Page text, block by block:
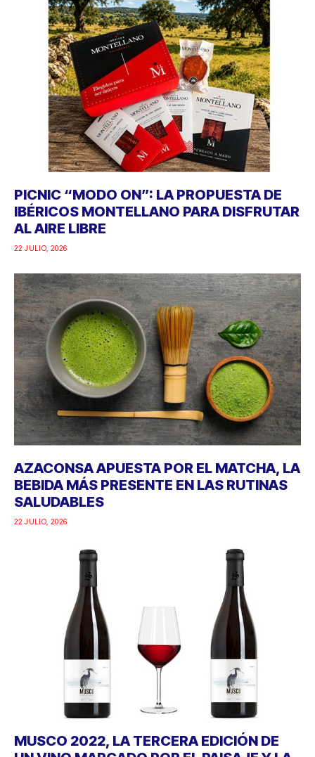
PICNIC “MODO ON”: LA PROPUESTA DE
IBÉRICOS MONTELLANO PARA DISFRUTAR
AL AIRE LIBRE
22 JULIO, 2026
AZACONSA APUESTA POR EL MATCHA, LA
BEBIDA MÁS PRESENTE EN LAS RUTINAS
SALUDABLES
22 JULIO, 2026
MUSCO 2022, LA TERCERA EDICIÓN DE